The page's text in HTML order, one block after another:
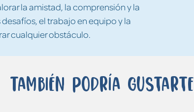
la amistad, la comprensión y la
el trabajo en equipo y la
cualquier obstáculo.
También podría gustarte...